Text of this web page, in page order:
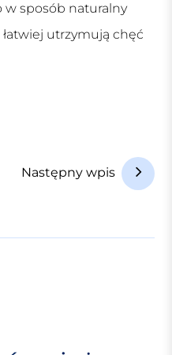
w sposób naturalny
utrzymują chęć
Następny wpis